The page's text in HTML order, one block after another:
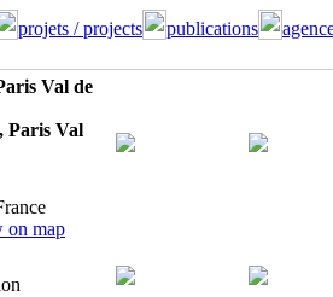
projets / projects publications
Val de
Paris Val
on map